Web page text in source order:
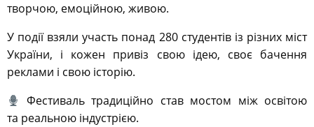
творчою, емоційною, живою.
У події взяли участь понад 280 студентів із різних міст
України, і кожен привіз свою ідею, своє бачення
реклами і свою історію.
Фестиваль традиційно став мостом між освітою
та реальною індустрією.